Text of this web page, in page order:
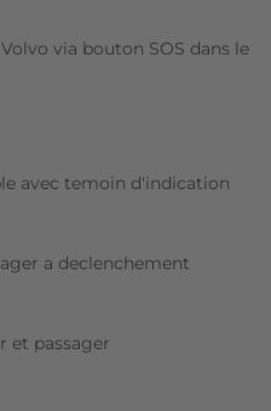
via bouton SOS dans le
avec temoin d'indication
a declenchement
et passager